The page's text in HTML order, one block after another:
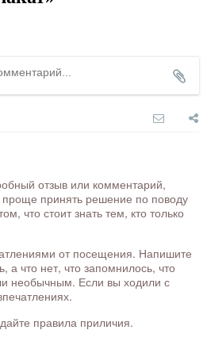
отзыв или комментарий,
принять решение по поводу
что стоит знать тем, кто только
от посещения. Напишите
а что нет, что запомнилось, что
необычным. Если вы ходили с
правила приличия.